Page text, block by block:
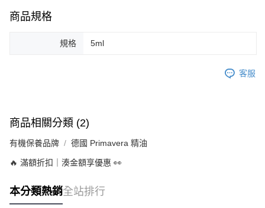
商品規格
規格 5ml
客服
商品相關分類 (2)
有機保養品牌 德國 Primavera 精油
🔥 滿額折扣｜湊金額享優惠 👀
本分類熱銷全站排行